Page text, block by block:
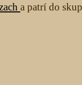
a patrí do